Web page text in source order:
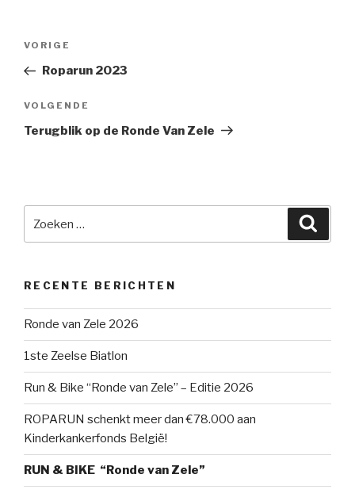
Vorig
bericht
VORIGE
Roparun 2023
Volgend
bericht
VOLGENDE
Terugblik op de Ronde Van Zele
naar:
RECENTE BERICHTEN
Ronde van Zele 2026
1ste Zeelse Biatlon
Run & Bike “Ronde van Zele” – Editie 2026
ROPARUN schenkt meer dan €78.000 aan
Kinderkankerfonds België!
RUN & BIKE “Ronde van Zele”